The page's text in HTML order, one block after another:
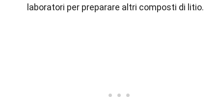
laboratori per preparare altri composti di litio.